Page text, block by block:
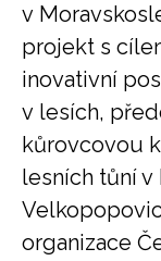
v
projekt s
inovativní
v lesích,
kůrovcovou
lesních tůní
organizace